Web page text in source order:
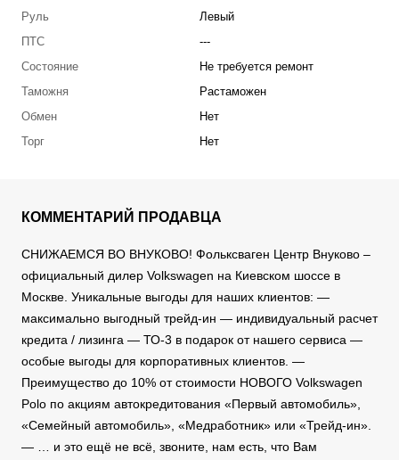
Руль
Левый
ПТС
---
Состояние
Не требуется ремонт
Таможня
Растаможен
Обмен
Нет
Торг
Нет
КОММЕНТАРИЙ ПРОДАВЦА
СНИЖАЕМСЯ ВО ВНУКОВО! Фольксваген Центр Внуково –
официальный дилер Volkswagen на Киевском шоссе в
Москве. Уникальные выгоды для наших клиентов: —
максимально выгодный трейд-ин — индивидуальный расчет
кредита / лизинга — ТО-3 в подарок от нашего сервиса —
особые выгоды для корпоративных клиентов. —
Преимущество до 10% от стоимости НОВОГО Volkswagen
Polo по акциям автокредитования «Первый автомобиль»,
«Семейный автомобиль», «Медработник» или «Трейд-ин».
— … и это ещё не всё, звоните, нам есть, что Вам